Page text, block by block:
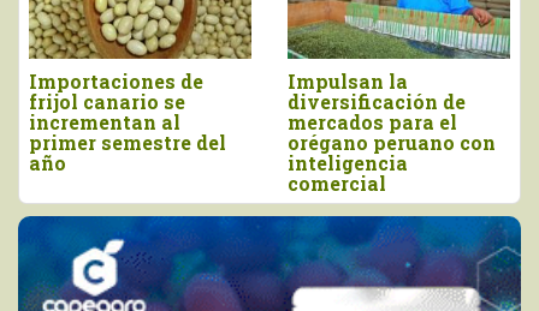
de
canario se
al
semestre del
Impulsan la
diversificación de
mercados para el
orégano peruano con
inteligencia
comercial